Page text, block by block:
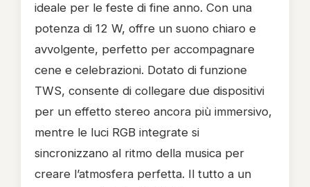
ideale per le feste di fine anno. Con una
potenza di 12 W, offre un suono chiaro e
avvolgente, perfetto per accompagnare
cene e celebrazioni. Dotato di funzione
TWS, consente di collegare due dispositivi
per un effetto stereo ancora più immersivo,
mentre le luci RGB integrate si
sincronizzano al ritmo della musica per
creare l’atmosfera perfetta. Il tutto a un